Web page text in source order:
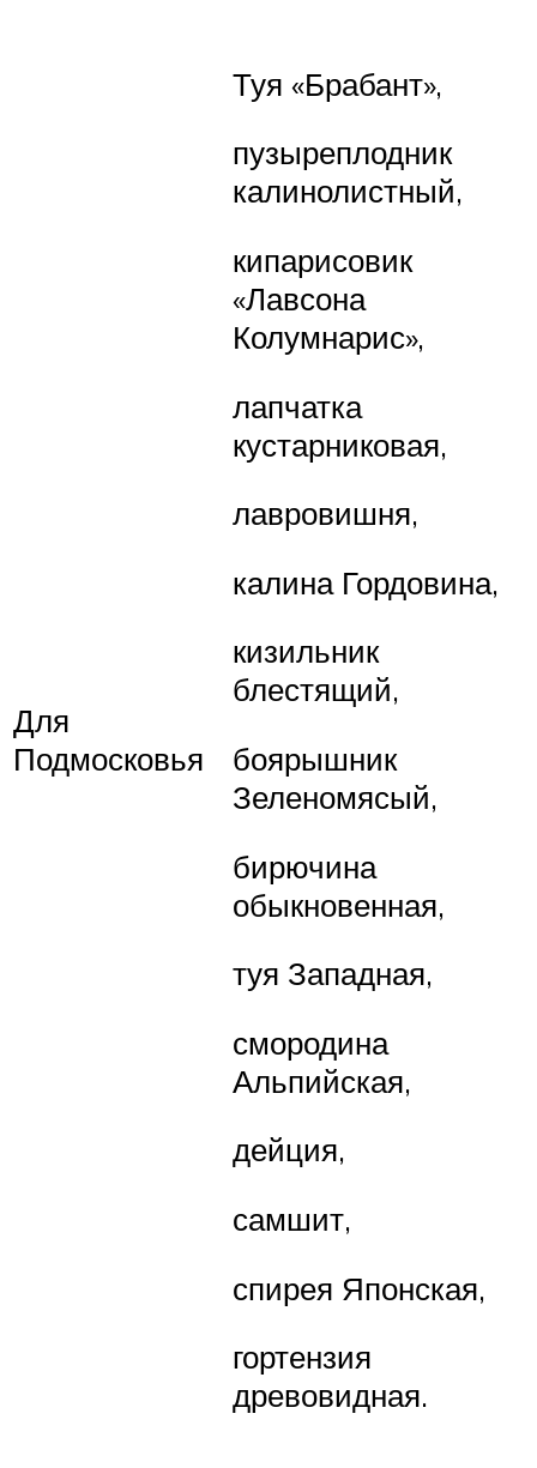
Для
Подмосковья
Туя «Брабант»,
пузыреплодник
калинолистный,
кипарисовик
«Лавсона
Колумнарис»,
лапчатка
кустарниковая,
лавровишня,
калина Гордовина,
кизильник
блестящий,
боярышник
Зеленомясый,
бирючина
обыкновенная,
туя Западная,
смородина
Альпийская,
дейция,
самшит,
спирея Японская,
гортензия
древовидная.